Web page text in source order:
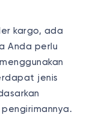
kargo, ada
Anda perlu
jenis